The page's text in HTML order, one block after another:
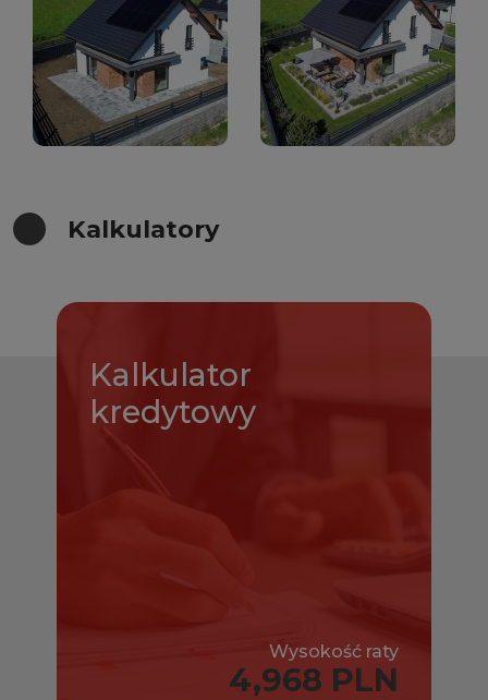
Kalkulatory
Kalkulator
kredytowy
Wysokość raty
4,968 PLN